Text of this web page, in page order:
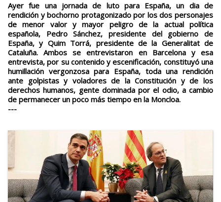
Ayer fue una jornada de luto para España, un dia de
rendición y bochorno protagonizado por los dos personajes
de menor valor y mayor peligro de la actual política
española, Pedro Sánchez, presidente del gobierno de
España, y Quim Torrá, presidente de la Generalitat de
Cataluña. Ambos se entrevistaron en Barcelona y esa
entrevista, por su contenido y escenificación, constituyó una
humillación vergonzosa para España, toda una rendición
ante golpistas y voladores de la Constitución y de los
derechos humanos, gente dominada por el odio, a cambio
de permanecer un poco más tiempo en la Moncloa.
---